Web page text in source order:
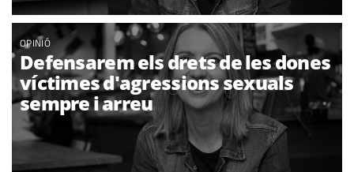
OPINIÓ
Defensarem els drets de les dones
víctimes d'agressions sexuals
sempre i arreu